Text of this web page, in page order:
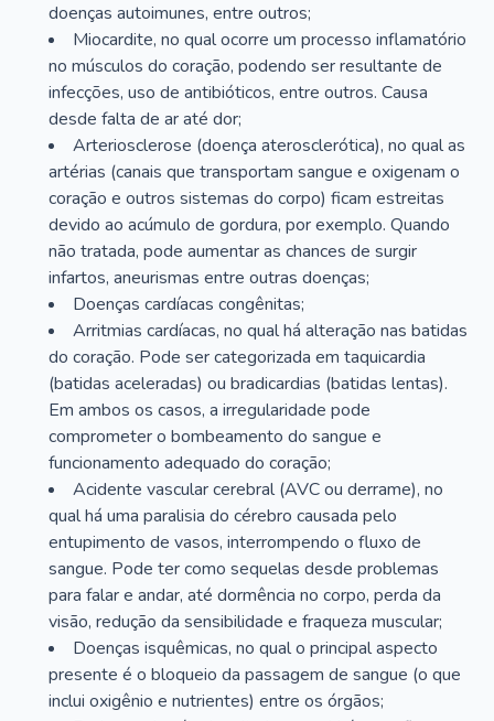
doenças autoimunes, entre outros;
Miocardite, no qual ocorre um processo inflamatório
no músculos do coração, podendo ser resultante de
infecções, uso de antibióticos, entre outros. Causa
desde falta de ar até dor;
Arteriosclerose (doença aterosclerótica), no qual as
artérias (canais que transportam sangue e oxigenam o
coração e outros sistemas do corpo) ficam estreitas
devido ao acúmulo de gordura, por exemplo. Quando
não tratada, pode aumentar as chances de surgir
infartos, aneurismas entre outras doenças;
Doenças cardíacas congênitas;
Arritmias cardíacas, no qual há alteração nas batidas
do coração. Pode ser categorizada em taquicardia
(batidas aceleradas) ou bradicardias (batidas lentas).
Em ambos os casos, a irregularidade pode
comprometer o bombeamento do sangue e
funcionamento adequado do coração;
Acidente vascular cerebral (AVC ou derrame), no
qual há uma paralisia do cérebro causada pelo
entupimento de vasos, interrompendo o fluxo de
sangue. Pode ter como sequelas desde problemas
para falar e andar, até dormência no corpo, perda da
visão, redução da sensibilidade e fraqueza muscular;
Doenças isquêmicas, no qual o principal aspecto
presente é o bloqueio da passagem de sangue (o que
inclui oxigênio e nutrientes) entre os órgãos;